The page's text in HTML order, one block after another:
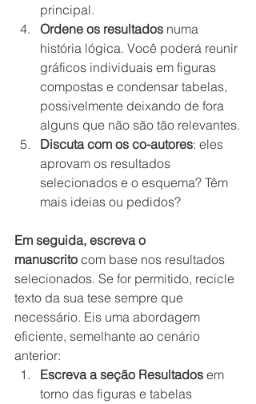
principal.
Ordene os resultados numa
história lógica. Você poderá reunir
gráficos individuais em figuras
compostas e condensar tabelas,
possivelmente deixando de fora
alguns que não são tão relevantes.
Discuta com os co-autores: eles
aprovam os resultados
selecionados e o esquema? Têm
mais ideias ou pedidos?
Em seguida, escreva o
manuscrito com base nos resultados
selecionados. Se for permitido, recicle
texto da sua tese sempre que
necessário. Eis uma abordagem
eficiente, semelhante ao cenário
anterior:
Escreva a seção Resultados em
torno das figuras e tabelas